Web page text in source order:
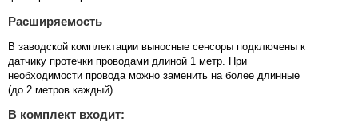
Расширяемость
В заводской комплектации выносные сенсоры подключены к
датчику протечки проводами длиной 1 метр. При
необходимости провода можно заменить на более длинные
(до 2 метров каждый).
В комплект входит: